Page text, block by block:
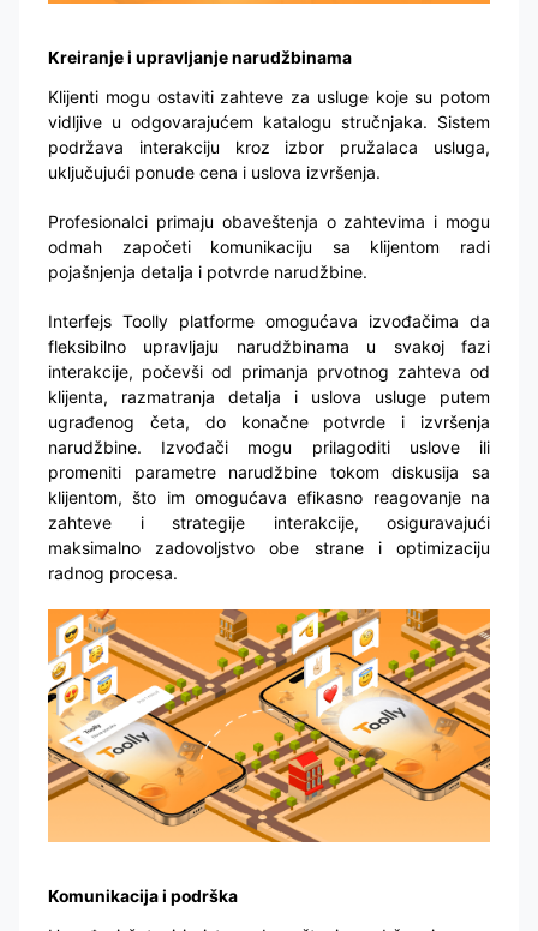
Kreiranje i upravljanje narudžbinama
Klijenti mogu ostaviti zahteve za usluge koje su potom
vidljive u odgovarajućem katalogu stručnjaka. Sistem
podržava interakciju kroz izbor pružalaca usluga,
uključujući ponude cena i uslova izvršenja.
Profesionalci primaju obaveštenja o zahtevima i mogu
odmah započeti komunikaciju sa klijentom radi
pojašnjenja detalja i potvrde narudžbine.
Interfejs Toolly platforme omogućava izvođačima da
fleksibilno upravljaju narudžbinama u svakoj fazi
interakcije, počevši od primanja prvotnog zahteva od
klijenta, razmatranja detalja i uslova usluge putem
ugrađenog četa, do konačne potvrde i izvršenja
narudžbine. Izvođači mogu prilagoditi uslove ili
promeniti parametre narudžbine tokom diskusija sa
klijentom, što im omogućava efikasno reagovanje na
zahteve i strategije interakcije, osiguravajući
maksimalno zadovoljstvo obe strane i optimizaciju
radnog procesa.
Komunikacija i podrška